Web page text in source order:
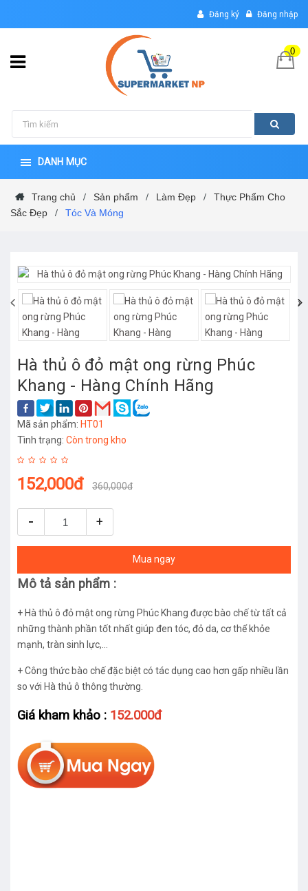
Đăng ký Đăng nhập
0
DANH MỤC
Trang chủ / Sản phẩm / Làm Đẹp /
Thực Phẩm Cho
Sắc Đẹp
/ Tóc Và Móng
‹ ›
Hà thủ ô đỏ mật ong rừng Phúc
Khang - Hàng Chính Hãng
Mã sản phẩm: HT01
Tình trạng: Còn trong kho
152,000đ 360,000đ
- +
Mua ngay
Mô tả sản phẩm :
+ Hà thủ ô đỏ mật ong rừng Phúc Khang được bào chế từ tất cả
những thành phần tốt nhất giúp đen tóc, đỏ da, cơ thể khỏe
mạnh, tràn sinh lực,…
+ Công thức bào chế đặc biệt có tác dụng cao hơn gấp nhiều lần
so với Hà thủ ô thông thường.
Giá kham khảo : 152.000đ